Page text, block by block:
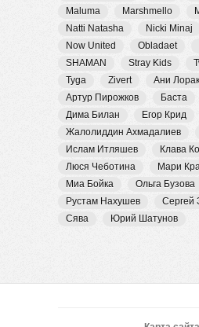
Maluma
Marshmello
Natti Natasha
Nicki Minaj
Now United
Obladaet
SHAMAN
Stray Kids
Tyga
Zivert
Ани Лорак
Артур Пирожков
Баста
Дима Билан
Егор Крид
Жалолиддин Ахмадалиев
Ислам Итляшев
Клава
Люся Чеботина
Мари
Миа Бойка
Ольга Бузова
Рустам Нахушев
Сергей
Сява
Юрий Шатунов